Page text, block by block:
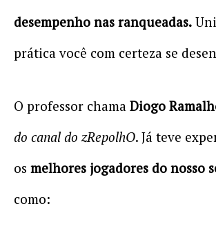
desempenho nas ranqueadas.
prática você com certeza se
O professor chama Diogo
do canal do zRepolhO. Já teve
os melhores jogadores do nosso
como: